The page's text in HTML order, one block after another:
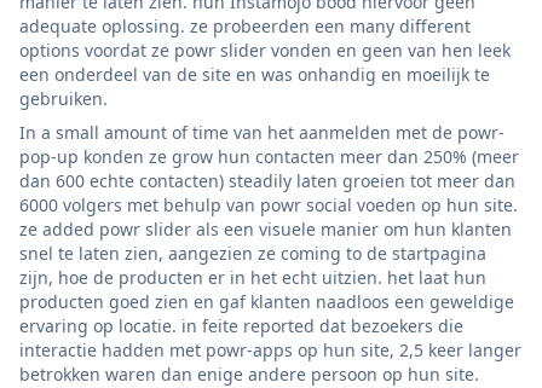
adequate oplossing. ze probeerden een many different
options voordat ze powr slider vonden en geen van hen leek
een onderdeel van de site en was onhandig en moeilijk te
gebruiken.
In a small amount of time van het aanmelden met de powr-
pop-up konden ze grow hun contacten meer dan 250% (meer
dan 600 echte contacten) steadily laten groeien tot meer dan
6000 volgers met behulp van powr social voeden op hun site.
ze added powr slider als een visuele manier om hun klanten
snel te laten zien, aangezien ze coming to de startpagina
zijn, hoe de producten er in het echt uitzien. het laat hun
producten goed zien en gaf klanten naadloos een geweldige
ervaring op locatie. in feite reported dat bezoekers die
interactie hadden met powr-apps op hun site, 2,5 keer langer
betrokken waren dan enige andere persoon op hun site.